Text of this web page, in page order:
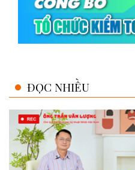
ĐỌC NHIỀU